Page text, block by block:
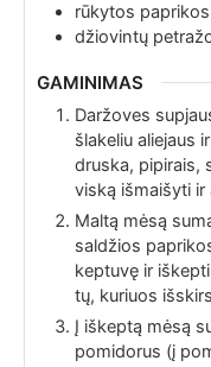
rūkytos
džiovintų
GAMINIMAS
Daržoves
šlakeliu aliejaus
druska, pipirais,
viską išmaišyti ir
Maltą mėsą
saldžios
keptuvę ir
tų, kuriuos
Į iškeptą mėsą
pomidorus (į